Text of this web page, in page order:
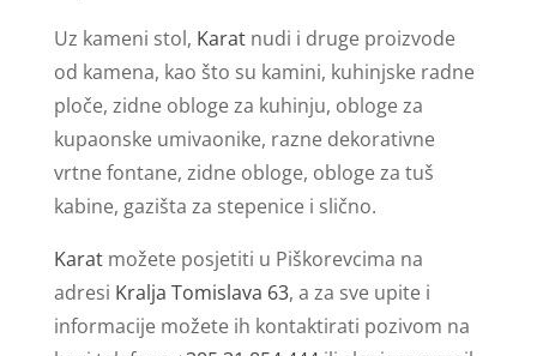
Uz kameni stol, Karatnudi i druge proizvode
od kamena, kao što su kamini, kuhinjske radne
ploče, zidne obloge za kuhinju, obloge za
kupaonske umivaonike, razne dekorativne
vrtne fontane, zidne obloge, obloge za tuš
kabine, gazišta za stepenice i slično.
Karatmožete posjetiti u Piškorevcima na
adresi Kralja Tomislava 63, a za sve upite i
informacije možete ih kontaktirati pozivom na